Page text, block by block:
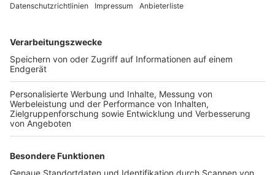
TOP-VEREINE
TOP-PARTNER